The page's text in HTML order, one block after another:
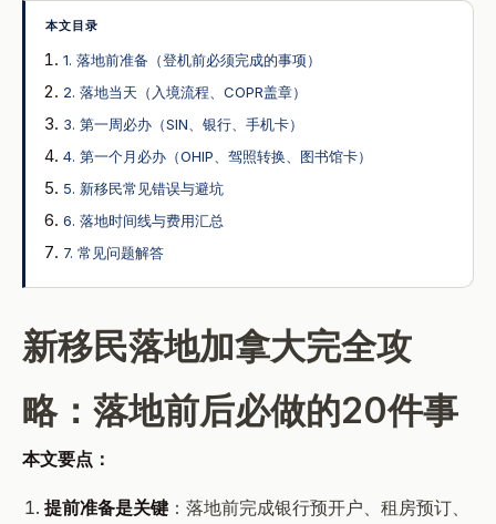
本文目录
1. 落地前准备（登机前必须完成的事项）
2. 落地当天（入境流程、COPR盖章）
3. 第一周必办（SIN、银行、手机卡）
4. 第一个月必办（OHIP、驾照转换、图书馆卡）
5. 新移民常见错误与避坑
6. 落地时间线与费用汇总
7. 常见问题解答
新移民落地加拿大完全攻
略：落地前后必做的20件事
本文要点：
提前准备是关键 ：落地前完成银行预开户、租房预订、